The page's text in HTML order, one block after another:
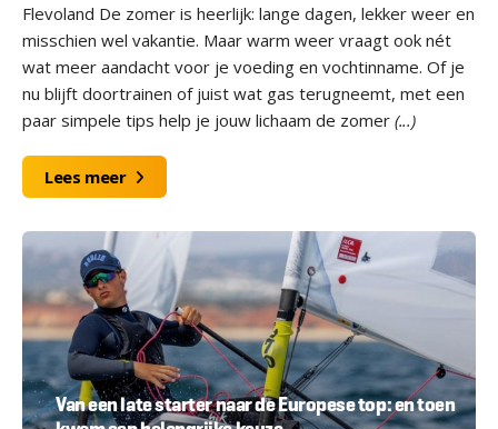
Flevoland De zomer is heerlijk: lange dagen, lekker weer en
misschien wel vakantie. Maar warm weer vraagt ook nét
wat meer aandacht voor je voeding en vochtinname. Of je
nu blijft doortrainen of juist wat gas terugneemt, met een
paar simpele tips help je jouw lichaam de zomer (...)
Lees meer
Van een late starter naar de Europese top: en toen